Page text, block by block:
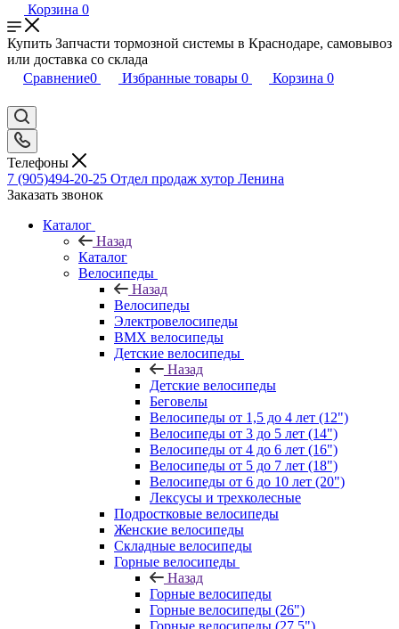
Корзина 0
Купить Запчасти тормозной системы в Краснодаре, самовывоз
или доставка со склада
Сравнение0 Избранные товары 0 Корзина 0
Телефоны
7 (905)494-20-25 Отдел продаж хутор Ленина
Заказать звонок
Каталог
Назад
Каталог
Велосипеды
Назад
Велосипеды
Электровелосипеды
BMX велосипеды
Детские велосипеды
Назад
Детские велосипеды
Беговелы
Велосипеды от 1,5 до 4 лет (12")
Велосипеды от 3 до 5 лет (14")
Велосипеды от 4 до 6 лет (16")
Велосипеды от 5 до 7 лет (18")
Велосипеды от 6 до 10 лет (20")
Лексусы и трехколесные
Подростковые велосипеды
Женские велосипеды
Складные велосипеды
Горные велосипеды
Назад
Горные велосипеды
Горные велосипеды (26")
Горные велосипеды (27,5")